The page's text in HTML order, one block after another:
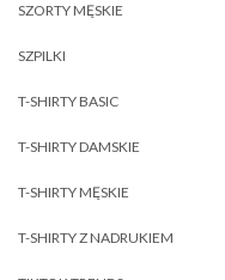
SZORTY MĘSKIE
SZPILKI
T-SHIRTY BASIC
T-SHIRTY DAMSKIE
T-SHIRTY MĘSKIE
T-SHIRTY Z NADRUKIEM